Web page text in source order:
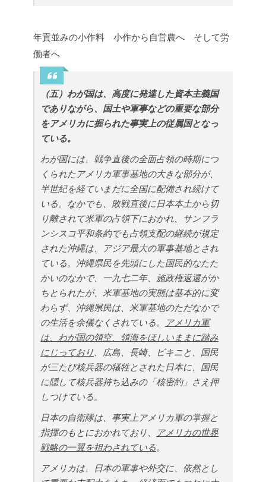
年貢並みの小作料 小作から自営農へ そして労
働者へ
（五）わが国は、高度に発達した資本主義国
でありながら、国土や軍事などの重要な部分
をアメリカに握られた事実上の従属国となっ
ている。
わが国には、戦争直後の全面占領の時期につ
くられたアメリカ軍事基地の大きな部分が、
半世紀を経ていまだに全国に配備され続けて
いる。なかでも、敗戦直後に日本本土から切
り離されて米軍の占領下におかれ、サンフラ
ンシスコ平和条約でも占領支配の継続が規定
された沖縄は、アジア最大の軍事基地とされ
ている。沖縄県民を先頭にした国民的なたた
かいのなかで、一九七二年、施政権返還がか
ちとられたが、米軍基地の実態は基本的に変
わらず、沖縄県民は、米軍基地のただなかで
の生活を余儀なくされている。
アメリカ軍
は、わが国の領空、領海をほしいままに踏み
にじっており 、広島、長崎、ビキニと、国民
が三たび核兵器の犠牲とされた日本に、国民
に隠して核兵器持ち込みの「核密約」さえ押
しつけている。
日本の自衛隊は、事実上アメリカ軍の掌握と
指揮のもとにおかれており、
アメリカの世界
戦略の一翼を担わされている。
アメリカは、日本の軍事や外交に、依然とし